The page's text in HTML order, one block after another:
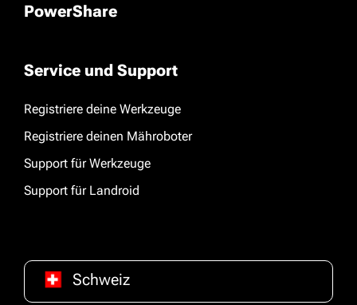
PowerShare
Service und Support
Registriere deine Werkzeuge
Registriere deinen Mähroboter
Support für Werkzeuge
Support für Landroid
Schweiz